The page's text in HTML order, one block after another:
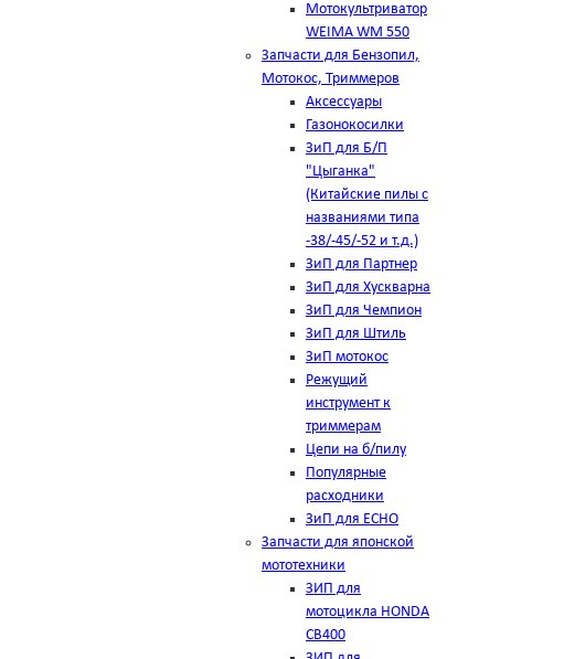
Мотокультриватор
WEIMA WM 550
Запчасти для Бензопил,
Мотокос, Триммеров
Аксессуары
Газонокосилки
ЗиП для Б/П
"Цыганка"
(Китайские пилы с
названиями типа
-38/-45/-52 и т.д.)
ЗиП для Партнер
ЗиП для Хускварна
ЗиП для Чемпион
ЗиП для Штиль
ЗиП мотокос
Режущий
инструмент к
триммерам
Цепи на б/пилу
Популярные
расходники
ЗиП для ЕСНО
Запчасти для японской
мототехники
ЗИП для
мотоцикла HONDA
CB400